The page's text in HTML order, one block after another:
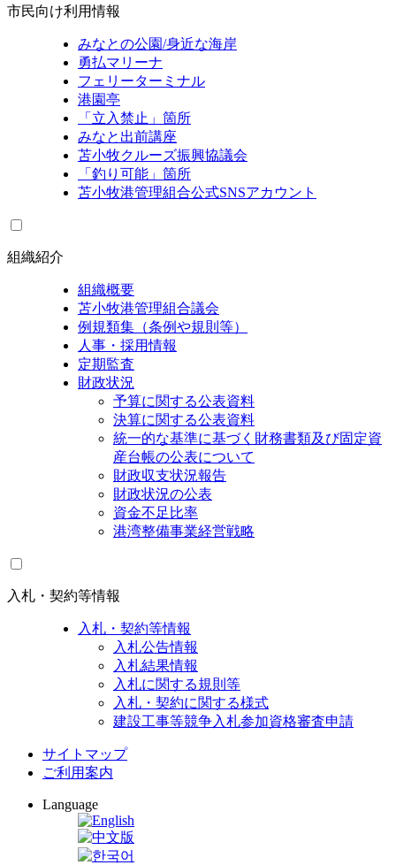
市民向け利用情報
みなとの公園/身近な海岸
勇払マリーナ
フェリーターミナル
港園亭
「立入禁止」箇所
みなと出前講座
苫小牧クルーズ振興協議会
「釣り可能」箇所
苫小牧港管理組合公式SNSアカウント
組織紹介
組織概要
苫小牧港管理組合議会
例規類集（条例や規則等）
人事・採用情報
定期監査
財政状況
予算に関する公表資料
決算に関する公表資料
統一的な基準に基づく財務書類及び固定資
産台帳の公表について
財政収支状況報告
財政状況の公表
資金不足比率
港湾整備事業経営戦略
入札・契約等情報
入札・契約等情報
入札公告情報
入札結果情報
入札に関する規則等
入札・契約に関する様式
建設工事等競争入札参加資格審査申請
サイトマップ
ご利用案内
Language